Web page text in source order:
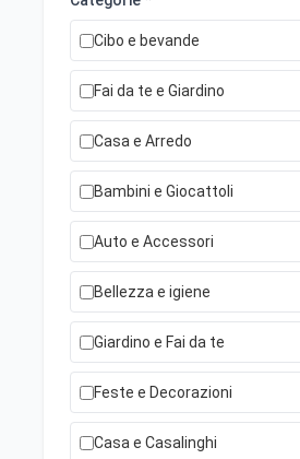
Cibo e bevande
Fai da te e Giardino
Casa e Arredo
Bambini e Giocattoli
Auto e Accessori
Bellezza e igiene
Giardino e Fai da te
Feste e Decorazioni
Casa e Casalinghi